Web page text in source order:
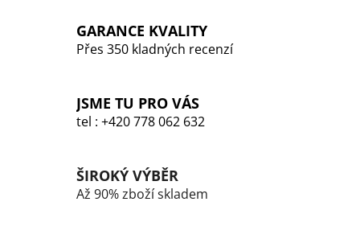
í
p
k
y
i
GARANCE KVALITY
Přes 350 kladných recenzí
JSME TU PRO VÁS
tel : +420 778 062 632
ŠIROKÝ VÝBĚR
Až 90% zboží skladem